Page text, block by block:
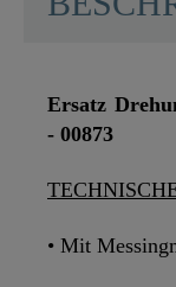
Ersatz
- 00873
• Mit